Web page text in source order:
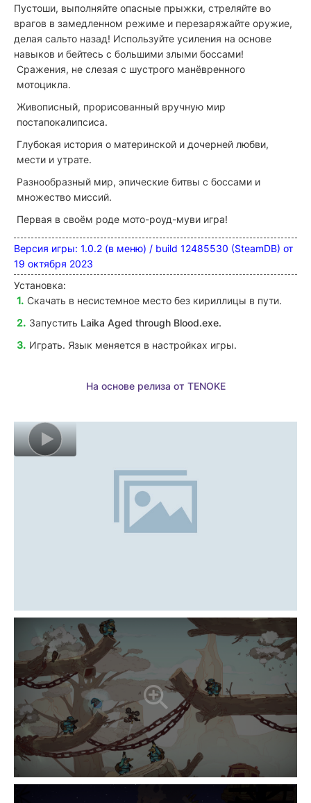
Пустоши, выполняйте опасные прыжки, стреляйте во
врагов в замедленном режиме и перезаряжайте оружие,
делая сальто назад! Используйте усиления на основе
навыков и бейтесь с большими злыми боссами!
Сражения, не слезая с шустрого манёвренного
мотоцикла.
Живописный, прорисованный вручную мир
постапокалипсиса.
Глубокая история о материнской и дочерней любви,
мести и утрате.
Разнообразный мир, эпические битвы с боссами и
множество миссий.
Первая в своём роде мото-роуд-муви игра!
Версия игры: 1.0.2 (в меню) / build 12485530 (SteamDB) от
19 октября 2023
Установка:
Скачать в несистемное место без кириллицы в пути.
Запустить Laika Aged through Blood.exe.
Играть. Язык меняется в настройках игры.
На основе релиза от TENOKE